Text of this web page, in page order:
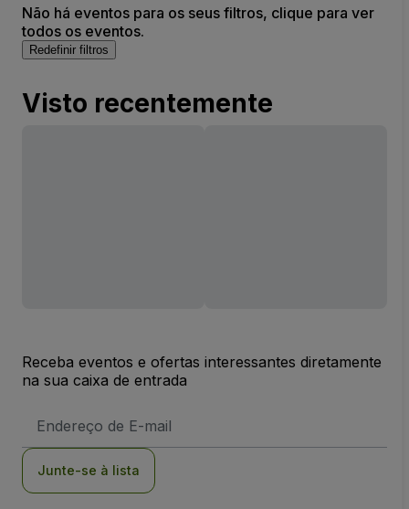
Não há eventos para os seus filtros, clique para ver
todos os eventos.
Redefinir filtros
Visto recentemente
Receba eventos e ofertas interessantes diretamente
na sua caixa de entrada
de
Junte-se à lista